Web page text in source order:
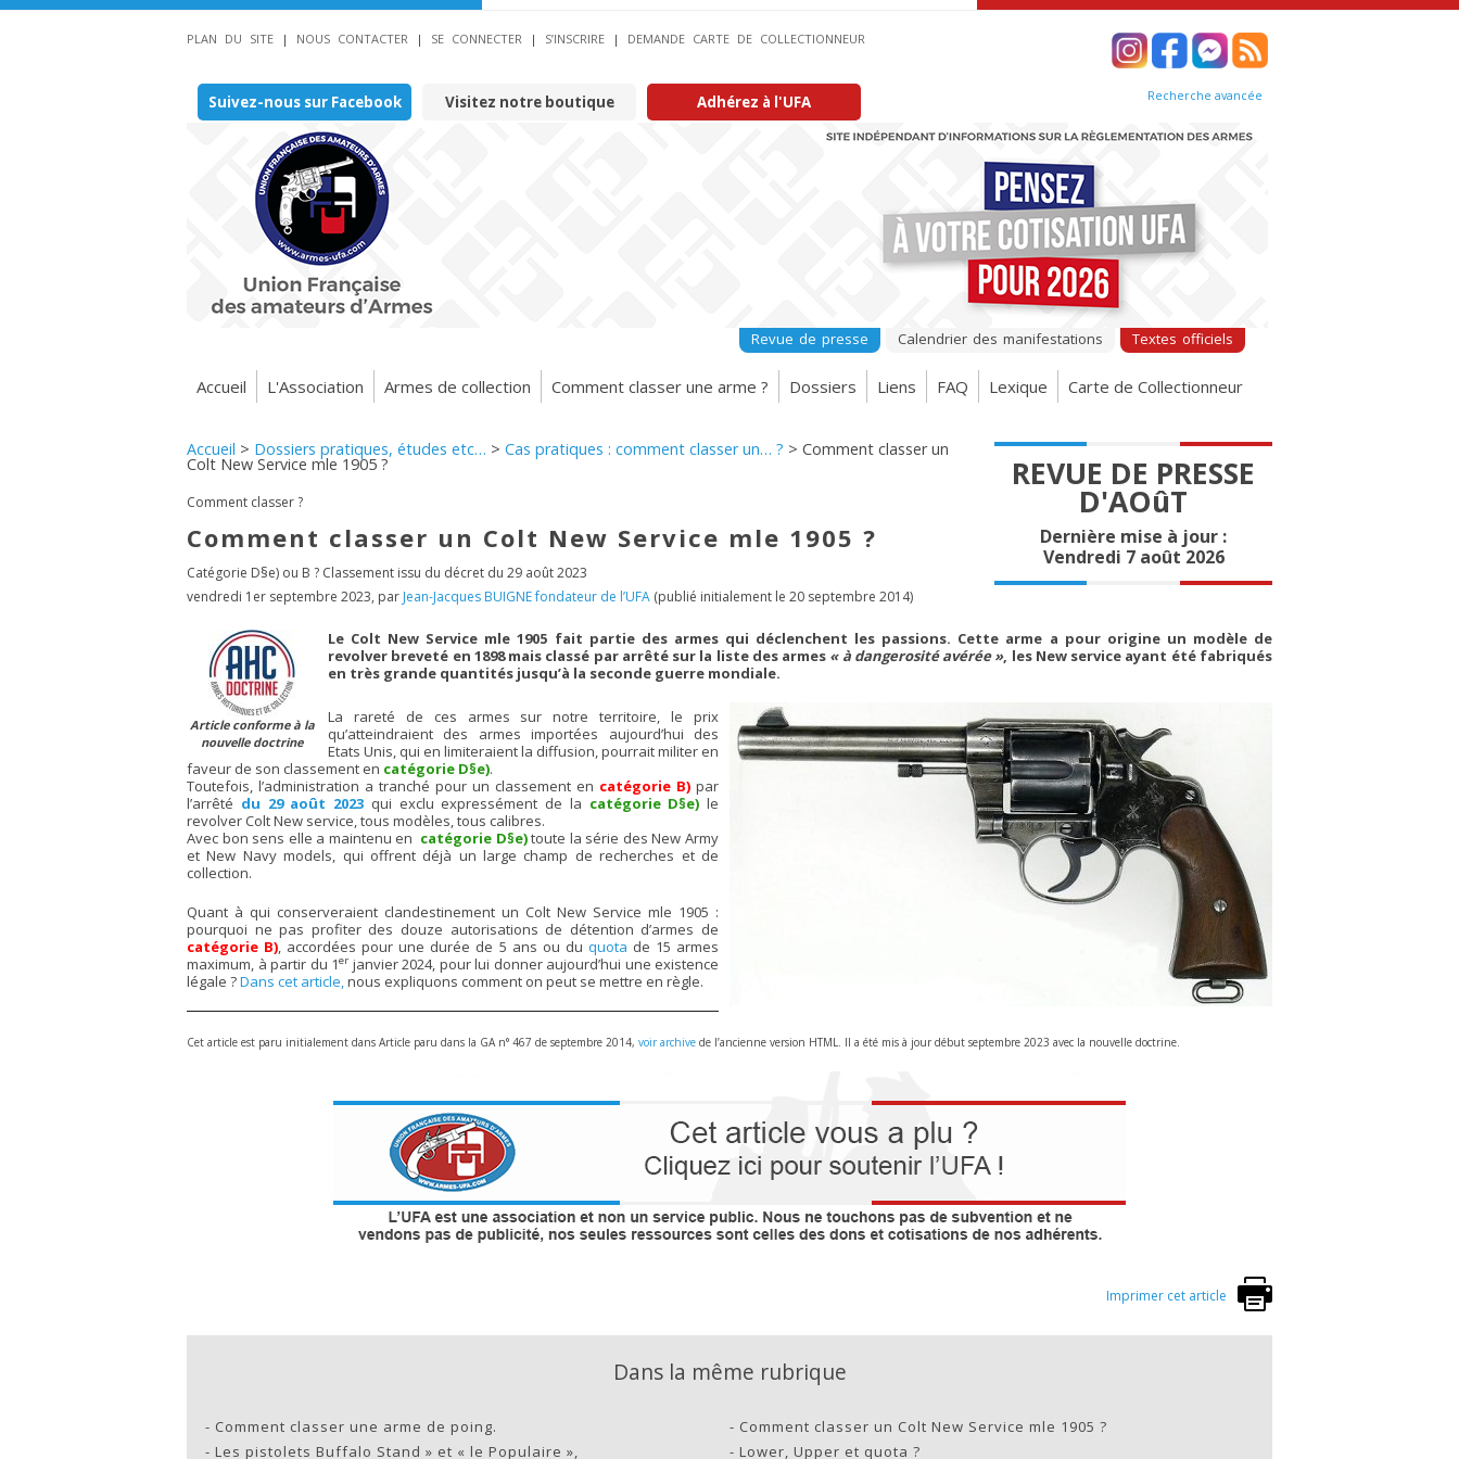
PLAN DU SITE | NOUS CONTACTER | SE CONNECTER | S’INSCRIRE | DEMANDE CARTE DE COLLECTIONNEUR
Suivez-nous sur Facebook Visitez notre boutique Adhérez à l'UFA Recherche avancée
Revue de presse Calendrier des manifestations Textes officiels
Accueil L'Association Armes de collection Comment classer une arme ? Dossiers Liens FAQ Lexique Carte de Collectionneur
REVUE DE PRESSE
D'AOûT
Dernière mise à jour :
Vendredi 7 août 2026
Accueil > Dossiers pratiques, études etc… > Cas pratiques : comment classer un… ? > Comment classer un
Colt New Service mle 1905 ?
Comment classer ?
Comment classer un Colt New Service mle 1905 ?
Catégorie D§e) ou B ? Classement issu du décret du 29 août 2023
vendredi 1er septembre 2023, par Jean-Jacques BUIGNE fondateur de l’UFA (publié initialement le 20 septembre 2014)
Article conforme à la
nouvelle doctrine
Le Colt New Service mle 1905 fait partie des armes qui déclenchent les passions. Cette arme a pour origine un modèle de
revolver breveté en 1898 mais classé par arrêté sur la liste des armes « à dangerosité avérée », les New service ayant été fabriqués
en très grande quantités jusqu’à la seconde guerre mondiale.
La rareté de ces armes sur notre territoire, le prix
qu’atteindraient des armes importées aujourd’hui des
Etats Unis, qui en limiteraient la diffusion, pourrait militer en
faveur de son classement en catégorie D§e).
Toutefois, l’administration a tranché pour un classement en catégorie B) par
l’arrêté du 29 août 2023 qui exclu expressément de la catégorie D§e) le
revolver Colt New service, tous modèles, tous calibres.
Avec bon sens elle a maintenu en catégorie D§e)toute la série des New Army
et New Navy models, qui offrent déjà un large champ de recherches et de
collection.
Quant à qui conserveraient clandestinement un Colt New Service mle 1905 :
pourquoi ne pas profiter des douze autorisations de détention d’armes de
catégorie B) , accordées pour une durée de 5 ans ou du quota de 15 armes
maximum, à partir du 1er janvier 2024, pour lui donner aujourd’hui une existence
légale ?Dans cet article, nous expliquons comment on peut se mettre en règle.
Cet article est paru initialement dans Article paru dans la GA n° 467 de septembre 2014, voir archive de l’ancienne version HTML. Il a été mis à jour début septembre 2023 avec la nouvelle doctrine.
Imprimer cet article
Dans la même rubrique
- Comment classer une arme de poing. - Comment classer un Colt New Service mle 1905 ?
- Les pistolets Buffalo Stand » et « le Populaire », - Lower, Upper et quota ?